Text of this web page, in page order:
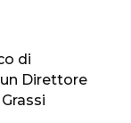
di
Direttore